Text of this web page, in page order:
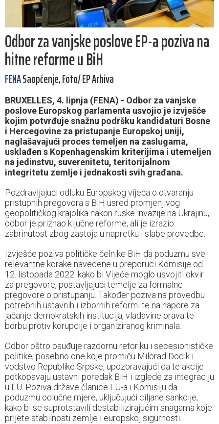
Odbor za vanjske poslove EP-a poziva na
hitne reforme u BiH
FENASaopćenje, Foto/ EP Arhiva
BRUXELLES, 4. lipnja (FENA) - Odbor za vanjske
poslove Europskog parlamenta usvojio je izvješće
kojim potvrđuje snažnu podršku kandidaturi Bosne
i Hercegovine za pristupanje Europskoj uniji,
naglašavajući proces temeljen na zaslugama,
usklađen s Kopenhagenskim kriterijima i utemeljen
na jedinstvu, suverenitetu, teritorijalnom
integritetu zemlje i jednakosti svih građana.
Pozdravljajući odluku Europskog vijeća o otvaranju
pristupnih pregovora s BiH usred promjenjivog
geopolitičkog krajolika nakon ruske invazije na Ukrajinu,
odbor je priznao ključne reforme, ali je izrazio
zabrinutost zbog zastoja u napretku i slabe provedbe.
Izvješće poziva političke čelnike BiH da poduzmu sve
relevantne korake navedene u preporuci Komisije od
12. listopada 2022. kako bi Vijeće moglo usvojiti okvir
za pregovore, postavljajući temelje za formalne
pregovore o pristupanju. Također poziva na provedbu
potrebnih ustavnih i izbornih reformi te na napore za
jačanje demokratskih institucija, vladavine prava te
borbu protiv korupcije i organiziranog kriminala.
Odbor oštro osuđuje razdornu retoriku i secesionističke
politike, posebno one koje promiču Milorad Dodik i
vodstvo Republike Srpske, upozoravajući da te akcije
potkopavaju ustavni poredak BiH i izglede za integraciju
u EU. Poziva države članice EU-a i Komisiju da
poduzmu odlučne mjere, uključujući ciljane sankcije,
kako bi se suprotstavili destabilizirajućim snagama koje
prijete stabilnosti zemlje i europskoj sigurnosti.